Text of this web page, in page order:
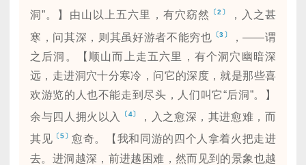
洞”。】由山以上五六里，有穴窈然
〔2〕
，入之甚
寒，问其深，则其虽好游者不能穷也 〔3〕
，——谓
之后洞。【顺山而上走五六里，有个洞穴幽暗深
远，走进洞穴十分寒冷，问它的深度，就是那些喜
欢游览的人也不能走到尽头，人们叫它“后洞”。】
余与四人拥火以入
〔4〕
，入之愈深，其进愈难，而
其见 〔5〕愈奇。【我和同游的四个人拿着火把走进
去。进洞越深，前进越困难，然而见到的景象也越